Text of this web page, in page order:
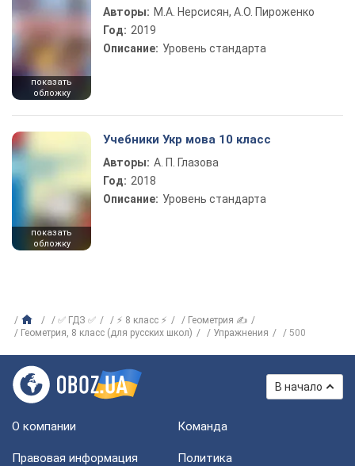
показать
обложку
Авторы: М.А. Нерсисян, А.О. Пироженко
Год: 2019
Описание: Уровень стандарта
показать
обложку
Учебники Укр мова 10 класс
Авторы: А. П. Глазова
Год: 2018
Описание: Уровень стандарта
✅ ГДЗ ✅ ⚡ 8 класс ⚡
Геометрия ✍
Геометрия, 8 класс (для русских школ)
Упражнения 500
В начало
О компании Команда
Правовая информация
Политика